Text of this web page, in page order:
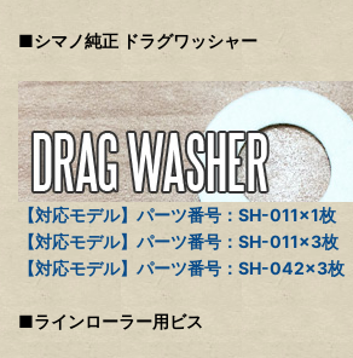
■シマノ純正 ドラグワッシャー
【対応モデル】パーツ番号：SH-011×1
【対応モデル】パーツ番号：SH-011×3
【対応モデル】パーツ番号：SH-042×3
■ラインローラー用ビス